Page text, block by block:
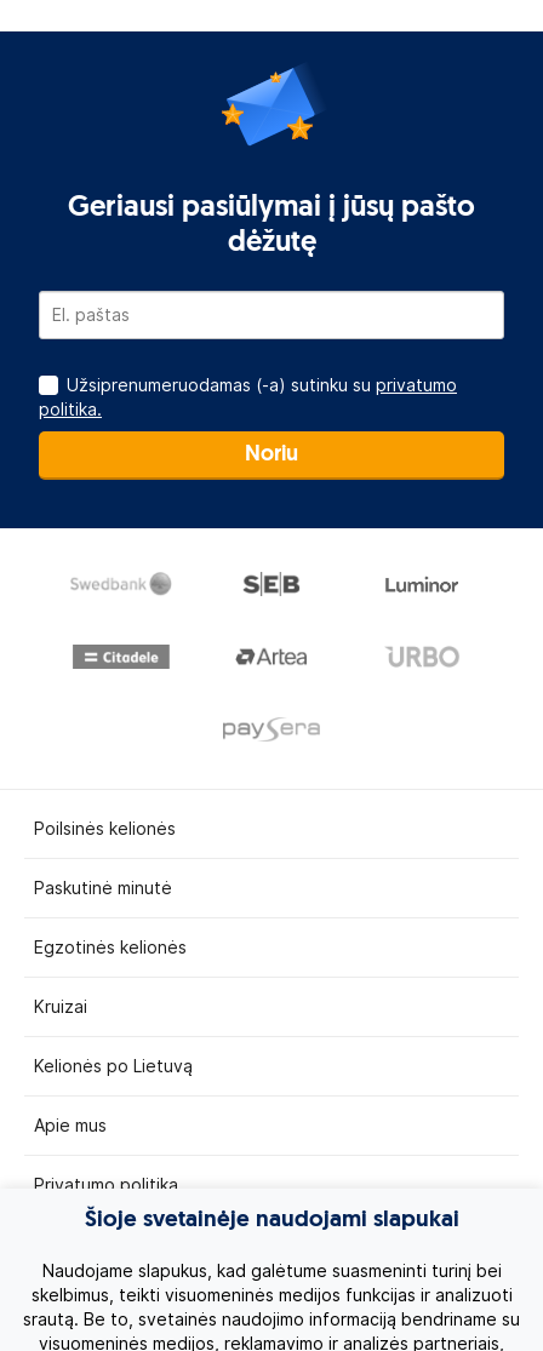
Geriausi pasiūlymai į jūsų pašto
dėžutę
Užsiprenumeruodamas (-a) sutinku su privatumo
politika.
Noriu
Poilsinės kelionės
Paskutinė minutė
Egzotinės kelionės
Kruizai
Kelionės po Lietuvą
Apie mus
Privatumo politika
Kontaktai
Šioje svetainėje naudojami slapukai
Naudojame slapukus, kad galėtume suasmeninti turinį bei
skelbimus, teikti visuomeninės medijos funkcijas ir analizuoti
srautą. Be to, svetainės naudojimo informaciją bendriname su
visuomeninės medijos, reklamavimo ir analizės partneriais,